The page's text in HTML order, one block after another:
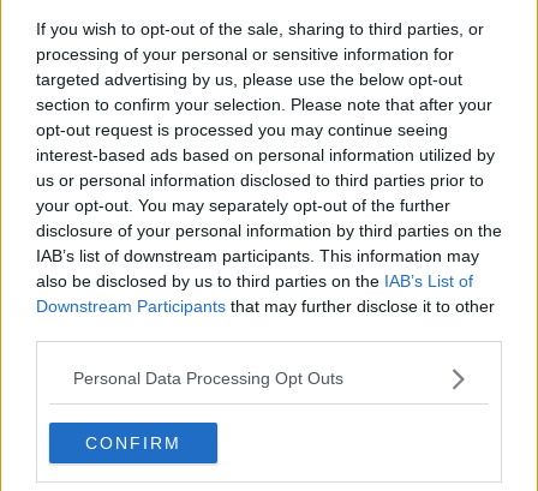
If you wish to opt-out of the sale, sharing to third parties, or
processing of your personal or sensitive information for
targeted advertising by us, please use the below opt-out
section to confirm your selection. Please note that after your
opt-out request is processed you may continue seeing
interest-based ads based on personal information utilized by
us or personal information disclosed to third parties prior to
your opt-out. You may separately opt-out of the further
disclosure of your personal information by third parties on the
IAB’s list of downstream participants. This information may
also be disclosed by us to third parties on the IAB’s List of
Downstream Participants that may further disclose it to other
Personal Data Processing Opt Outs
CONFIRM
"La quota di edifici scolastici accessibili è fortemente differenziata
sul territorio nazionale. Sfiora il 75% in Valle d’Aosta - riassumono
gli studiosi della Fondazione - ed è poco inferiore al 60% nelle
province di Bergamo, Ascoli Piceno, Pordenone e Cremona. In altre
aree del paese, la situazione appare ancora meno paritaria per
bambini e ragazzi disabili. La quota di edifici accessibili infatti non
arriva al 30% nei territori diSiena, Salerno,Livorno, Napoli,
Verbano-Cusio-Ossola, Imperia, Vibo Valentia, Genova e Belluno.
In queste ultime due realtà la quota si attesta rispettivamente al
21,9% e 20,7%".
Ma quando una scuola può dirsi accessibile? "Sono classificate
come accessibili dal punto di vista fisico-strutturale soltanto le
scuole che possiedono tutte le caratteristiche a norma (
ascensori,
bagni, porte, scale) e che dispongono, nel caso sia necessario, di
rampe esterne e/o servoscala
E allora, ecco la situazione sull'accessibilità nelle scuole delle